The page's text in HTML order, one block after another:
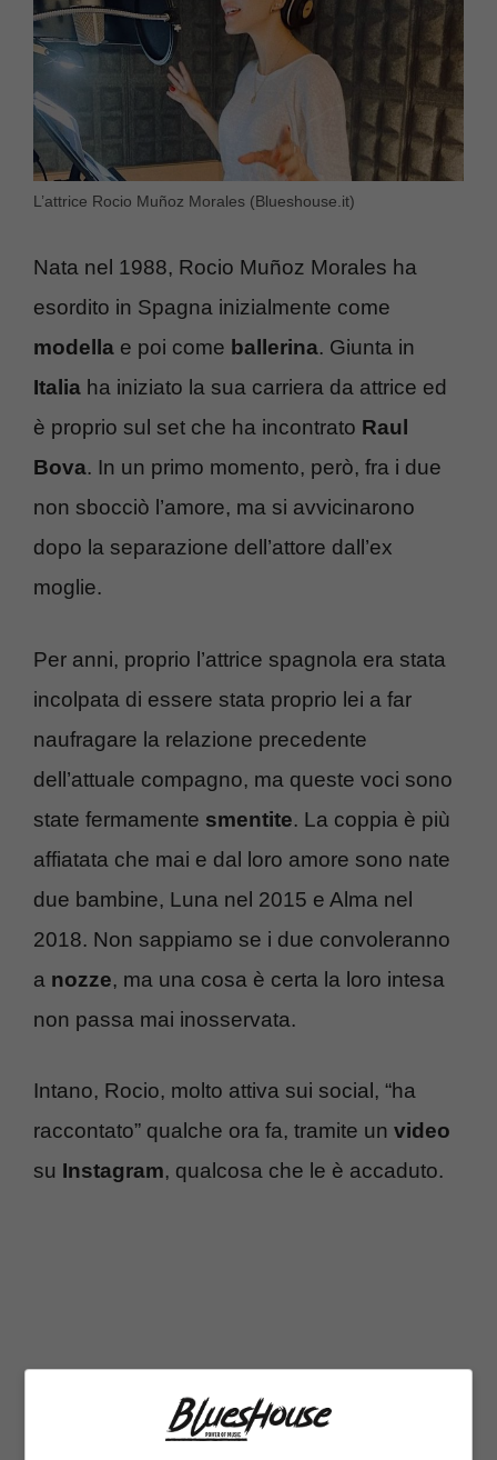
L’attrice Rocio Muñoz Morales (Blueshouse.it)
Nata nel 1988, Rocio Muñoz Morales ha
esordito in Spagna inizialmente come
modella e poi come ballerina. Giunta in
Italia ha iniziato la sua carriera da attrice ed
è proprio sul set che ha incontrato Raul
Bova. In un primo momento, però, fra i due
non sbocciò l’amore, ma si avvicinarono
dopo la separazione dell’attore dall’ex
moglie.
Per anni, proprio l’attrice spagnola era stata
incolpata di essere stata proprio lei a far
naufragare la relazione precedente
dell’attuale compagno, ma queste voci sono
state fermamente smentite. La coppia è più
affiatata che mai e dal loro amore sono nate
due bambine, Luna nel 2015 e Alma nel
2018. Non sappiamo se i due convoleranno
a nozze, ma una cosa è certa la loro intesa
non passa mai inosservata.
Intano, Rocio, molto attiva sui social, “ha
raccontato” qualche ora fa, tramite un video
su Instagram, qualcosa che le è accaduto.